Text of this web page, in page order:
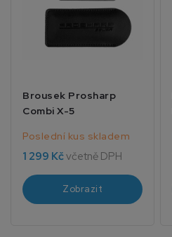
Brousek Prosharp
Combi X-5
Poslední kus skladem
1 299 Kčvčetně DPH
Zobrazit